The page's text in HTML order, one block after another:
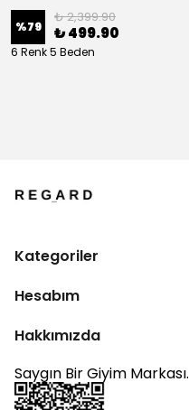
%79
₺ 2,399.90
₺ 499.90
6 Renk 5 Beden
Kategoriler
Hesabım
Hakkımızda
Saygın Bir Giyim Markası.